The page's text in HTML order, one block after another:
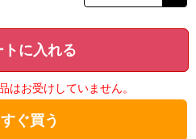
トに入れる
はお受けしていません。
ぐ買う